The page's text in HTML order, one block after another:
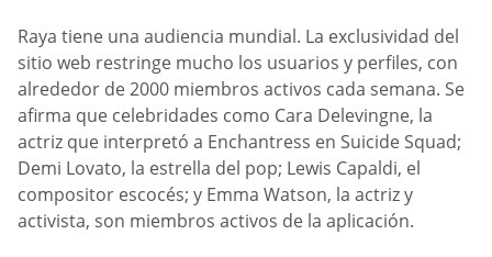
Raya tiene una audiencia mundial. La exclusividad del
sitio web restringe mucho los usuarios y perfiles, con
alrededor de 2000 miembros activos cada semana. Se
afirma que celebridades como Cara Delevingne, la
actriz que interpretó a Enchantress en Suicide Squad;
Demi Lovato, la estrella del pop; Lewis Capaldi, el
compositor escocés; y Emma Watson, la actriz y
activista, son miembros activos de la aplicación.